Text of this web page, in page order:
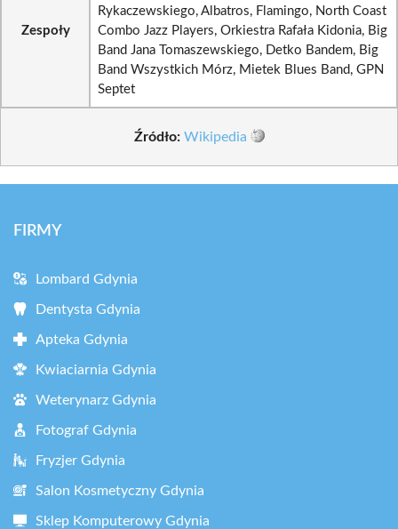
Zespoły
Rykaczewskiego, Albatros, Flamingo, North Coast
Combo Jazz Players, Orkiestra Rafała Kidonia, Big
Band Jana Tomaszewskiego, Detko Bandem, Big
Band Wszystkich Mórz, Mietek Blues Band, GPN
Septet
Źródło: Wikipedia
FIRMY
Lombard Gdynia
Dentysta Gdynia
Apteka Gdynia
Kwiaciarnia Gdynia
Weterynarz Gdynia
Fotograf Gdynia
Fryzjer Gdynia
Salon Kosmetyczny Gdynia
Sklep Komputerowy Gdynia